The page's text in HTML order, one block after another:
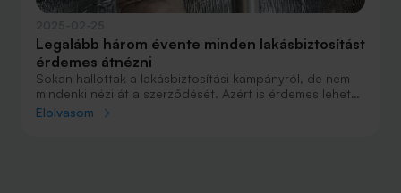
Legalább három évente minden lakásbiztosítást
érdemes átnézni
Sokan hallottak a lakásbiztosítási kampányról, de nem
mindenki nézi át a szerződését. Azért is érdemes lehet
váltani, mert az új ügyfelek gyakran kedvezőbb díjakat
Elolvasom